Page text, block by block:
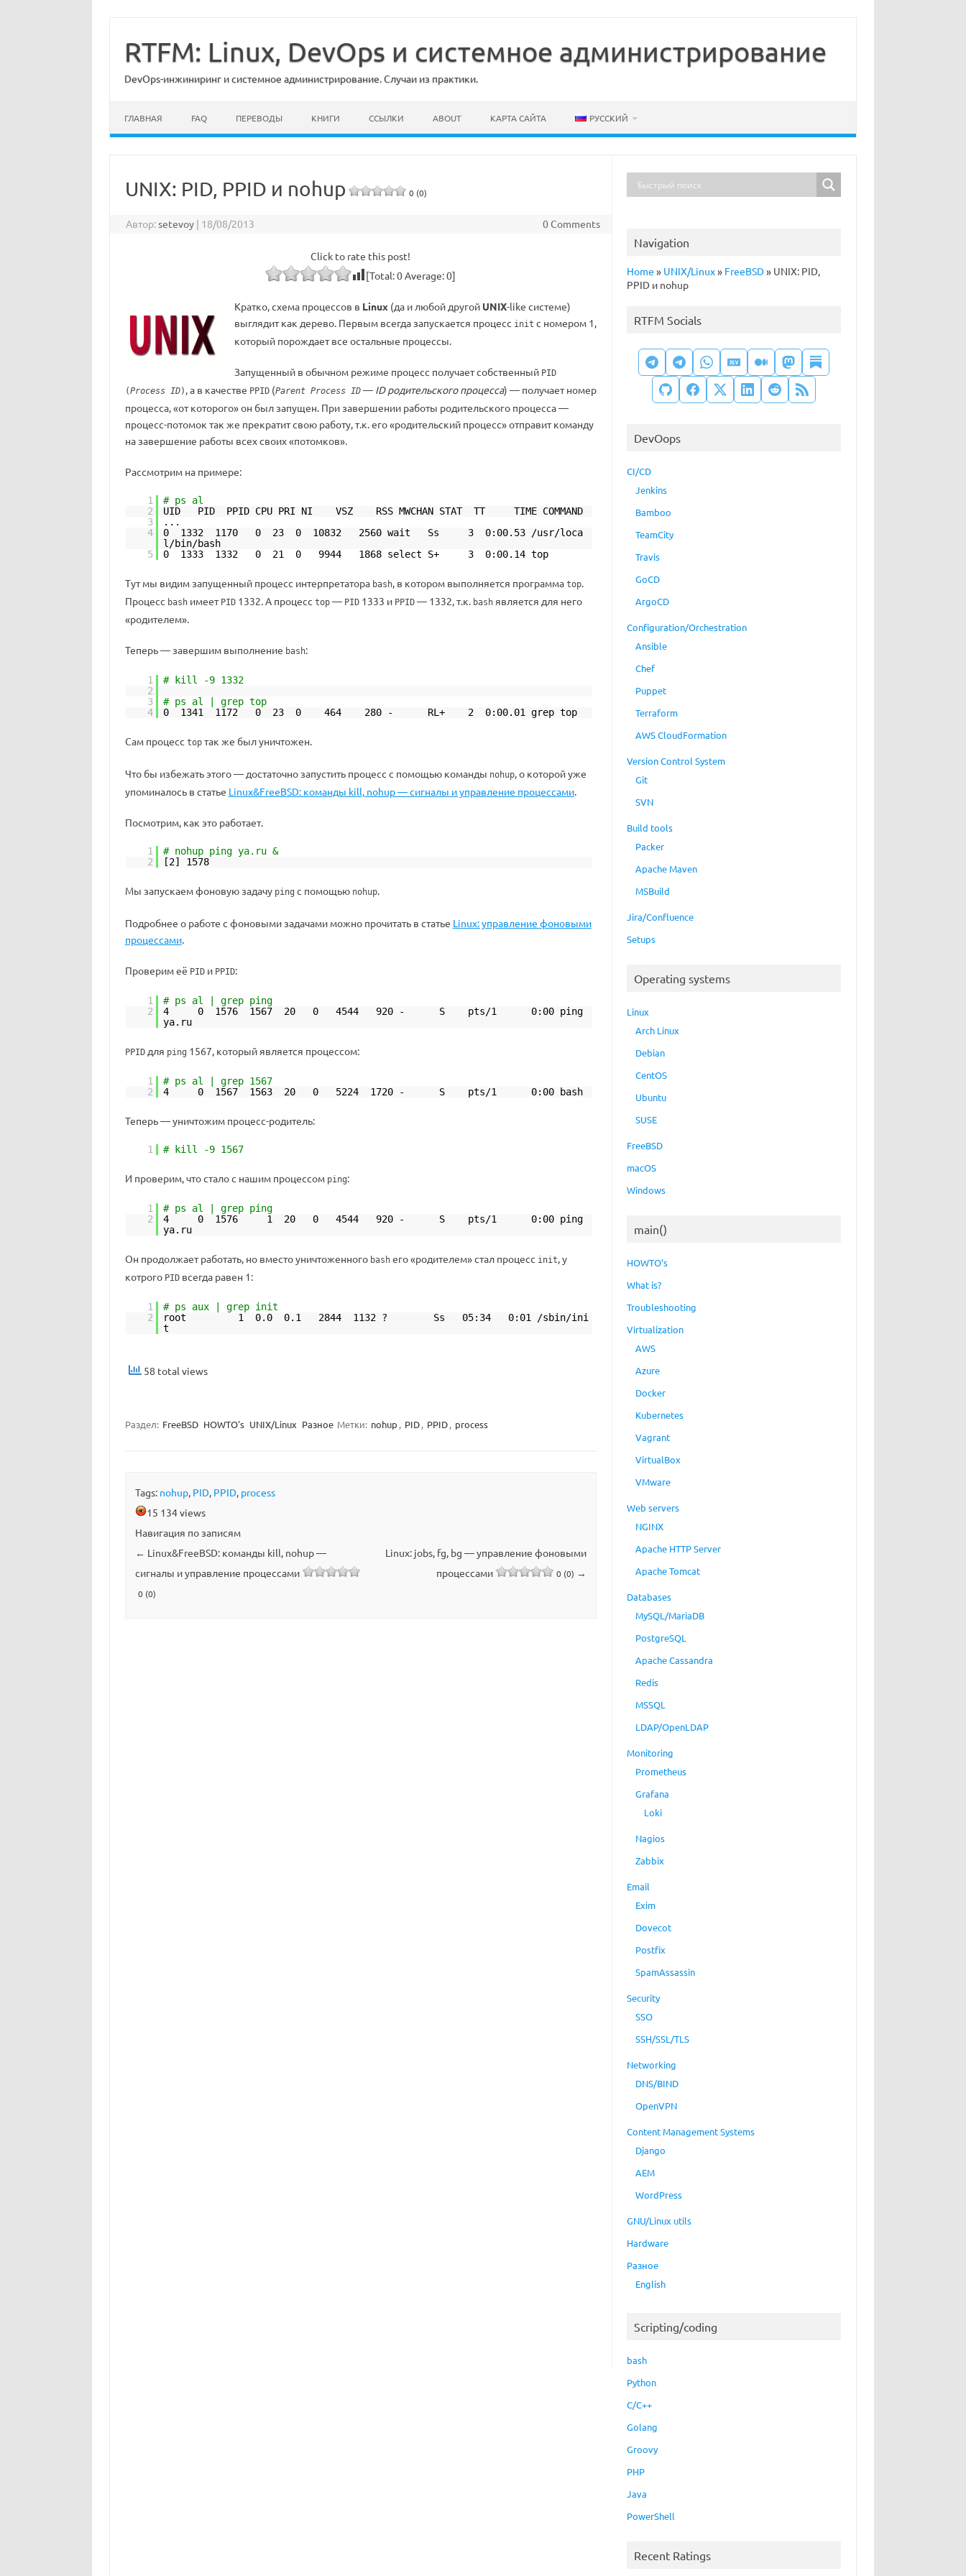
содержимому
RTFM: Linux, DevOps и системное администрирование
DevOps-инжиниринг и системное администрирование. Случаи из практики.
ГЛАВНАЯ FAQ ПЕРЕВОДЫ КНИГИ ССЫЛКИ ABOUT КАРТА САЙТА РУССКИЙ
UNIX: PID, PPID и nohup 0 (0)
Автор:setevoy | 18/08/2013 0 Comments
Click to rate this post!
[Total:0Average:0]
Кратко, схема процессов в Linux(да и любой другой UNIX-like системе)
выглядит как дерево. Первым всегда запускается процесс init с номером 1,
который порождает все остальные процессы.
Запущенный в обычном режиме процесс получает собственный PID
(Process ID) , а в качестве PPID(Parent Process ID— ID родительского процесса) — получает номер
процесса, «от которого» он был запущен. При завершении работы родительского процесса —
процесс-потомок так же прекратит свою работу, т.к. его «родительский процесс» отправит команду
на завершение работы всех своих «потомков».
Рассмотрим на примере:
1
# ps al
2
UID PID PPID CPU PRI NI VSZ RSS MWCHAN STAT TT TIME COMMAND
3
...
4
0 1332 1170 0 23 0 10832 2560 wait Ss 3 0:00.53 /usr/loca
l/bin/bash
5
0 1333 1332 0 21 0 9944 1868 select S+ 3 0:00.14 top
Тут мы видим запущенный процесс интерпретатора bash, в котором выполняется программа top.
Процесс bashимеет PID1332. А процесс top— PID1333 и PPID— 1332, т.к. bashявляется для него
«родителем».
Теперь — завершим выполнение bash:
1
# kill -9 1332
2
3
# ps al | grep top
4
0 1341 1172 0 23 0 464 280 - RL+ 2 0:00.01 grep top
Сам процесс topтак же был уничтожен.
Что бы избежать этого — достаточно запустить процесс с помощью команды nohup, о которой уже
упоминалось в статье Linux&FreeBSD: команды kill, nohup — сигналы и управление процессами.
Посмотрим, как это работает.
1
# nohup ping ya.ru &
2
[2] 1578
Мы запускаем фоновую задачу ping с помощью nohup.
Подробнее о работе с фоновыми задачами можно прочитать в статье Linux: управление фоновыми
процессами.
Проверим её PIDи PPID:
1
# ps al | grep ping
2
4 0 1576 1567 20 0 4544 920 - S pts/1 0:00 ping
ya.ru
PPIDдля ping 1567, который является процессом:
1
# ps al | grep 1567
2
4 0 1567 1563 20 0 5224 1720 - S pts/1 0:00 bash
Теперь — уничтожим процесс-родитель:
1 # kill -9 1567
И проверим, что стало с нашим процессом ping:
1
# ps al | grep ping
2
4 0 1576 1 20 0 4544 920 - S pts/1 0:00 ping
ya.ru
Он продолжает работать, но вместо уничтоженного bashего «родителем» стал процесс init, у
котрого PIDвсегда равен 1:
1
# ps aux | grep init
2
root 1 0.0 0.1 2844 1132 ? Ss 05:34 0:01 /sbin/ini
t
58 total views
Раздел: FreeBSD HOWTO's UNIX/Linux Разное Метки: nohup , PID, PPID, process
Tags: nohup, PID, PPID, process
15 134 views
Навигация по записям
← Linux&FreeBSD: команды kill, nohup —
сигналы и управление процессами
0 (0)
Linux: jobs, fg, bg — управление фоновыми
процессами
0 (0) →
Navigation
Home » UNIX/Linux» FreeBSD» UNIX: PID,
PPID и nohup
RTFM Socials
DevOops
CI/CD
Jenkins
Bamboo
TeamCity
Travis
GoCD
ArgoCD
Configuration/Orchestration
Ansible
Chef
Puppet
Terraform
AWS CloudFormation
Version Control System
Git
SVN
Build tools
Packer
Apache Maven
MSBuild
Jira/Confluence
Setups
Operating systems
Linux
Arch Linux
Debian
CentOS
Ubuntu
SUSE
FreeBSD
macOS
Windows
main()
HOWTO’s
What is?
Troubleshooting
Virtualization
AWS
Azure
Docker
Kubernetes
Vagrant
VirtualBox
VMware
Web servers
NGINX
Apache HTTP Server
Apache Tomcat
Databases
MySQL/MariaDB
PostgreSQL
Apache Cassandra
Redis
MSSQL
LDAP/OpenLDAP
Monitoring
Prometheus
Grafana
Loki
Nagios
Zabbix
Email
Exim
Dovecot
Postfix
SpamAssassin
Security
SSO
SSH/SSL/TLS
Networking
DNS/BIND
OpenVPN
Content Management Systems
Django
AEM
WordPress
GNU/Linux utils
Hardware
Разное
English
Scripting/coding
bash
Python
C/C++
Golang
Groovy
PHP
Java
PowerShell
Recent Ratings